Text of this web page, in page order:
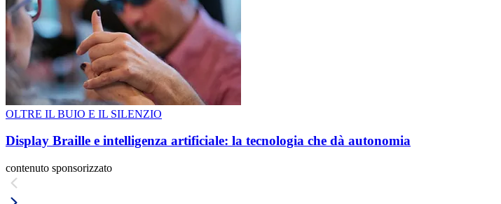
OLTRE IL BUIO E IL SILENZIO
Display Braille e intelligenza artificiale: la tecnologia che dà autonomia
contenuto sponsorizzato